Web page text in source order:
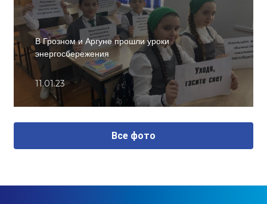
В Грозном и Аргуне прошли уроки
энергосбережения
11.01.23
Все фото